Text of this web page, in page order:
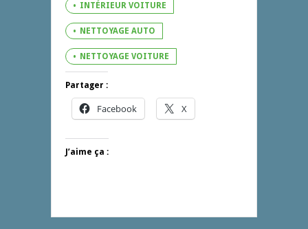
INTÉRIEUR VOITURE
NETTOYAGE AUTO
NETTOYAGE VOITURE
Partager :
Facebook X
J’aime ça :